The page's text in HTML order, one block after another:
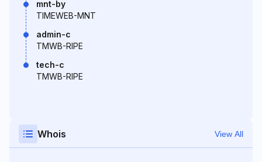
mnt-by
TIMEWEB-MNT
admin-c
TMWB-RIPE
tech-c
TMWB-RIPE
Whois View All